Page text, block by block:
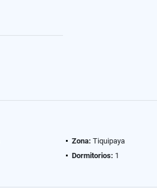
Zona: Tiquipaya
Dormitorios: 1